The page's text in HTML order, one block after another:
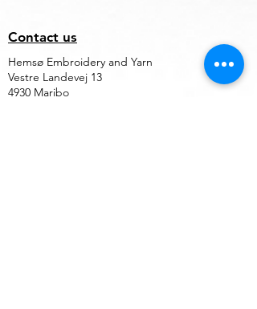
Contact us
Hemsø Embroidery and Yarn
Vestre Landevej 13
4930 Maribo